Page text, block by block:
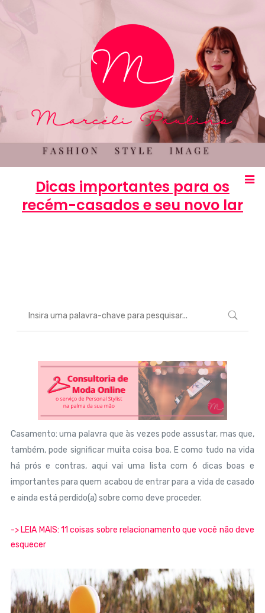
Dicas importantes para os
recém-casados e seu novo lar
Casamento: uma palavra que às vezes pode assustar, mas que,
também, pode significar muita coisa boa. E como tudo na vida
há prós e contras, aqui vai uma lista com 6 dicas boas e
importantes para quem acabou de entrar para a vida de casado
e ainda está perdido(a) sobre como deve proceder.
-> LEIA MAIS: 11 coisas sobre relacionamento que você não deve
esquecer